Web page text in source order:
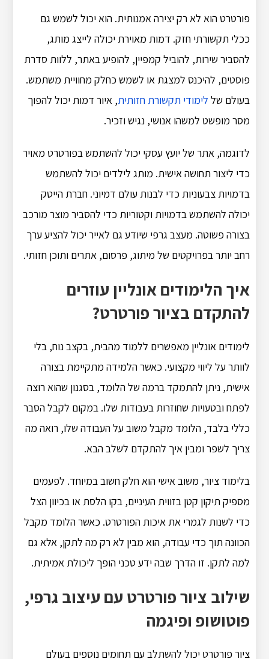
פורטרט הוא לא רק יצירה אמנותית. הוא יכול לשמש גם
ככלי תקשורתי חזק. דמות מאוירת יכולה לייצג מותג,
להסביר שירות, להוביל קמפיין, להופיע באתר, ללוות סדרת
פוסטים, להיכנס למצגת או לשמש כחלק מחוויית משתמש.
בעולם של לימודי תקשורת חזותית, איור דמות יכול להפוך
מסר מופשט למשהו אנושי, נגיש וזכיר.
לדוגמה, אתר של יועץ עסקי יכול להשתמש בפורטרט מאויר
כדי ליצור תחושה אישית. מותג לילדים יכול להשתמש
בדמויות צבעוניות כדי לבנות עולם דמיוני. חברת הייטק
יכולה להשתמש בדמויות וקטוריות כדי להסביר מוצר מורכב
בצורה פשוטה. מעצב גרפי שיודע גם לאייר יכול להציע ערך
רחב יותר בפרויקטים של מיתוג, פרסום, אתרים ותוכן חזותי.
איך הלימודים אונליין עוזרים
להתקדם בציור פורטרט?
לימודים אונליין מאפשרים ללמוד מהבית, בקצב נוח, בלי
לוותר על ליווי מקצועי. כאשר הלמידה מתקיימת בצורה
אישית, ניתן להתמקד ברמה של הלומד, בסגנון שהוא רוצה
לפתח ובטעויות שחוזרות בעבודות שלו. במקום לקבל הסבר
כללי בלבד, הלומד מקבל משוב על העבודה שלו, רואה מה
צריך לשפר ומבין איך להתקדם לשלב הבא.
בלימוד ציור, משוב אישי הוא חלק חשוב במיוחד. לפעמים
מספיק תיקון קטן בזווית העיניים, בקו הלסת או בכיוון הצל
כדי לשנות לגמרי את איכות הפורטרט. כאשר הלומד מקבל
הכוונה תוך כדי עבודה, הוא מבין לא רק מה לתקן, אלא גם
למה לתקן. זו הדרך שבה ידע טכני הופך ליכולת אמיתית.
שילוב ציור פורטרט עם עיצוב גרפי,
פוטושופ ופיגמה
ציור פורטרט יכול להשתלב עם תחומים נוספים בעולם